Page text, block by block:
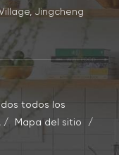
Jingcheng
todos los
/ Mapa del sitio
/